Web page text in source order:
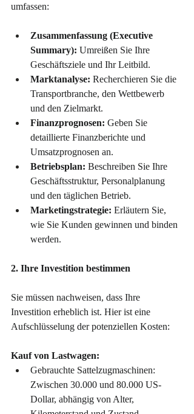
umfassen:
Zusammenfassung (Executive
Summary): Umreißen Sie Ihre
Geschäftsziele und Ihr Leitbild.
Marktanalyse: Recherchieren Sie die
Transportbranche, den Wettbewerb
und den Zielmarkt.
Finanzprognosen: Geben Sie
detaillierte Finanzberichte und
Umsatzprognosen an.
Betriebsplan: Beschreiben Sie Ihre
Geschäftsstruktur, Personalplanung
und den täglichen Betrieb.
Marketingstrategie: Erläutern Sie,
wie Sie Kunden gewinnen und binden
werden.
2. Ihre Investition bestimmen
Sie müssen nachweisen, dass Ihre
Investition erheblich ist. Hier ist eine
Aufschlüsselung der potenziellen Kosten:
Kauf von Lastwagen:
Gebrauchte Sattelzugmaschinen:
Zwischen 30.000 und 80.000 US-
Dollar, abhängig von Alter,